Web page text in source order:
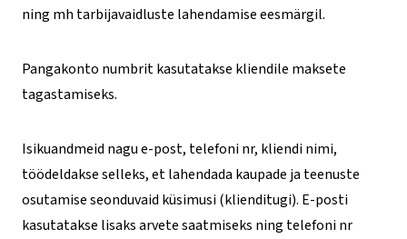
ning mh tarbijavaidluste lahendamise eesmärgil.
Pangakonto numbrit kasutatakse kliendile maksete
tagastamiseks.
Isikuandmeid nagu e-post, telefoni nr, kliendi nimi,
töödeldakse selleks, et lahendada kaupade ja teenuste
osutamise seonduvaid küsimusi (klienditugi). E-posti
kasutatakse lisaks arvete saatmiseks ning telefoni nr